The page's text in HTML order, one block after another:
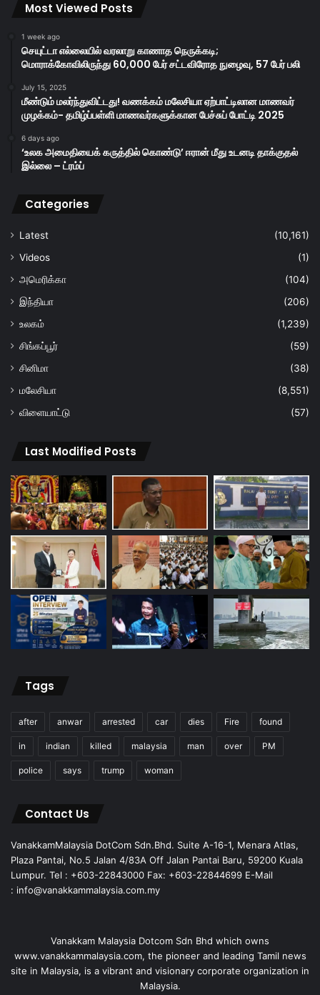
Most Viewed Posts
1 week ago
செயுட்டா எல்லையில் வரலாறு காணாத நெருக்கடி;
மொராக்கோவிலிருந்து 60,000 பேர் சட்டவிரோத நுழைவு, 57 பேர் பலி
July 15, 2025
மீண்டும் மலர்ந்துவிட்டது! வணக்கம் மலேசியா ஏற்பாட்டிலான மாணவர்
முழக்கம்- தமிழ்ப்பள்ளி மாணவர்களுக்கான பேச்சுப் போட்டி 2025
6 days ago
‘உலக அமைதியைக் கருத்தில் கொண்டு’ ஈரான் மீது உடனடி தாக்குதல்
இல்லை – ட்ரம்ப்
Categories
Latest
(10,161)
Videos
(1)
அமெரிக்கா
(104)
இந்தியா
(206)
உலகம்
(1,239)
சிங்கப்பூர்
(59)
சினிமா
(38)
மலேசியா
(8,551)
விளையாட்டு
(57)
Last Modified Posts
Tags
after anwar arrested car dies Fire found
in indian killed malaysia man over PM
police says trump woman
Contact Us
VanakkamMalaysia DotCom Sdn.Bhd. Suite A-16-1, Menara Atlas,
Plaza Pantai, No.5 Jalan 4/83A Off Jalan Pantai Baru, 59200 Kuala
Lumpur. Tel : +603-22843000 Fax: +603-22844699 E-Mail
: info@vanakkammalaysia.com.my
Vanakkam Malaysia Dotcom Sdn Bhd which owns
www.vanakkammalaysia.com, the pioneer and leading Tamil news
site in Malaysia, is a vibrant and visionary corporate organization in
Malaysia.